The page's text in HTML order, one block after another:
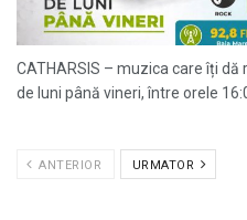
CATHARSIS – muzica care îți
de luni până vineri, între orele
ANTERIOR URMATOR